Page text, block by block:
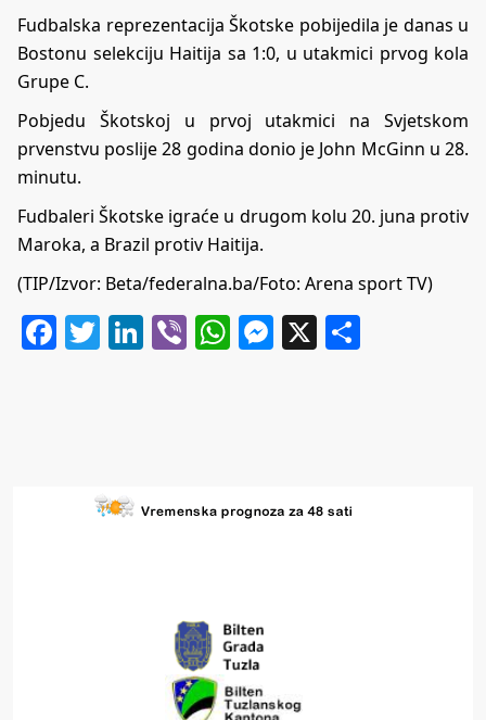
Fudbalska reprezentacija Škotske pobijedila je danas u
Bostonu selekciju Haitija sa 1:0, u utakmici prvog kola
Grupe C.
Pobjedu Škotskoj u prvoj utakmici na Svjetskom
prvenstvu poslije 28 godina donio je John McGinn u 28.
minutu.
Fudbaleri Škotske igraće u drugom kolu 20. juna protiv
Maroka, a Brazil protiv Haitija.
(TIP/Izvor: Beta/federalna.ba/Foto: Arena sport TV)
Facebook
Twitter
LinkedIn
ViberWhatsApp
Messenger
X